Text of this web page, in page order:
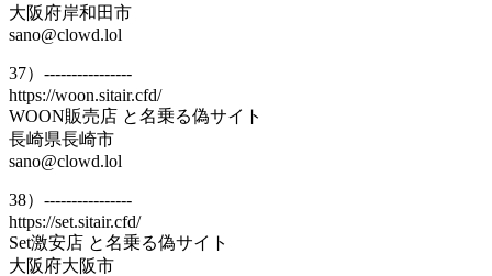
大阪府岸和田市
sano@clowd.lol
37）----------------
https://woon.sitair.cfd/
WOON販売店 と名乗る偽サイト
長崎県長崎市
sano@clowd.lol
38）----------------
https://set.sitair.cfd/
Set激安店 と名乗る偽サイト
大阪府大阪市